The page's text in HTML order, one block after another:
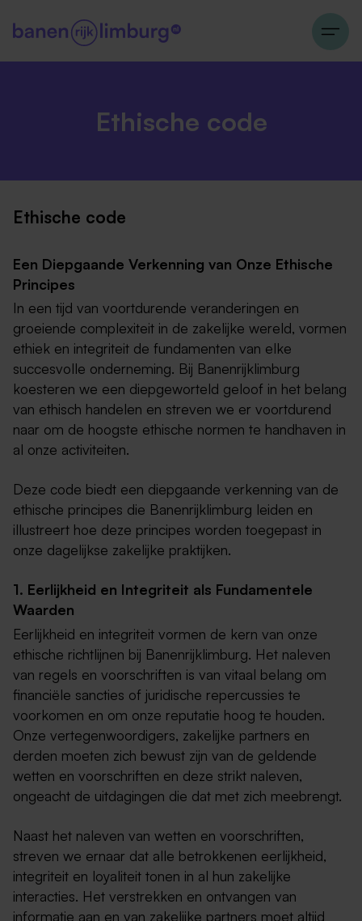
Ethische code
Ethische code
Een Diepgaande Verkenning van Onze Ethische
Principes
In een tijd van voortdurende veranderingen en
groeiende complexiteit in de zakelijke wereld, vormen
ethiek en integriteit de fundamenten van elke
succesvolle onderneming. Bij Banenrijklimburg
koesteren we een diepgeworteld geloof in het belang
van ethisch handelen en streven we er voortdurend
naar om de hoogste ethische normen te handhaven in
al onze activiteiten.
Deze code biedt een diepgaande verkenning van de
ethische principes die Banenrijklimburg leiden en
illustreert hoe deze principes worden toegepast in
onze dagelijkse zakelijke praktijken.
1. Eerlijkheid en Integriteit als Fundamentele
Waarden
Eerlijkheid en integriteit vormen de kern van onze
ethische richtlijnen bij Banenrijklimburg. Het naleven
van regels en voorschriften is van vitaal belang om
financiële sancties of juridische repercussies te
voorkomen en om onze reputatie hoog te houden.
Onze vertegenwoordigers, zakelijke partners en
derden moeten zich bewust zijn van de geldende
wetten en voorschriften en deze strikt naleven,
ongeacht de uitdagingen die dat met zich meebrengt.
Naast het naleven van wetten en voorschriften,
streven we ernaar dat alle betrokkenen eerlijkheid,
integriteit en loyaliteit tonen in al hun zakelijke
interacties. Het verstrekken en ontvangen van
informatie aan en van zakelijke partners moet altijd